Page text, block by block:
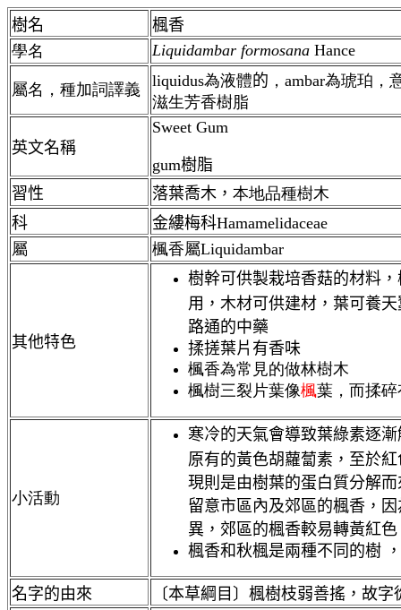
樹名
楓香
學名
Liquidambar formosana Hance
屬名，種加詞譯義 liquidus為液體的 ，ambar為琥珀，
滋生芳香樹脂
英文名稱
Sweet Gum
gum樹脂
習性
落葉喬木， 本地品種樹木
科
金縷梅科Hamamelidaceae
屬
楓香屬Liquidambar
其他特色
樹幹可供製栽培香菇的材料
用，木材可供建材，葉可養
路通的中藥
揉搓葉片有香味
楓香為常見的做林樹木
楓樹三裂片葉像楓葉，而揉碎
小活動
寒冷的天氣會導致葉綠素逐
原有的黃色胡蘿蔔素，至於
現則是由樹葉的蛋白質分解
留意市區內及郊區的楓香，
異，郊區的楓香較易轉黃紅色
楓香和秋楓是兩種不同的樹
名字的由來
〔本草綱目〕楓樹枝弱善搖，故字